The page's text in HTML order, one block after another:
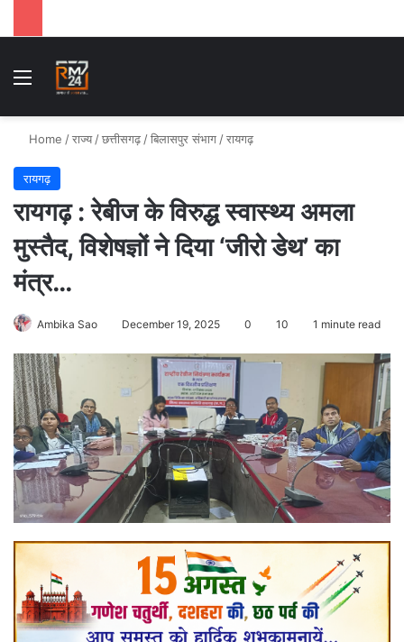
Menu
Home /राज्य /छत्तीसगढ़ /बिलासपुर संभाग /रायगढ़
रायगढ़
रायगढ़ : रेबीज के विरुद्ध स्वास्थ्य अमला
मुस्तैद, विशेषज्ञों ने दिया ‘जीरो डेथ’ का
मंत्र…
Ambika Sao December 19, 2025 0 10 1 minute read